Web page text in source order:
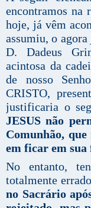
encontramos na
hoje, já vêm
assumiu, o
D. Dadeus
acintosa da
de nosso
CRISTO,
justificaria o
JESUS não
Comunhão,
em ficar em sua
No entanto,
totalmente
no Sacrário